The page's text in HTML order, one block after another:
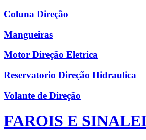
Coluna Direção
Mangueiras
Motor Direção Eletrica
Reservatorio Direção Hidraulica
Volante de Direção
FAROIS E